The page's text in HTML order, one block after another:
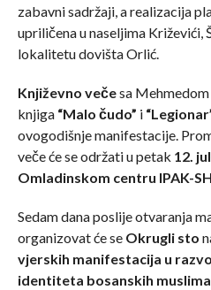
zabavni sadržaji, a realizacija
upriličena u naseljima Križevići,
lokalitetu dovišta Orlić.
Književno večesa
knjiga “Malo čudo” i
ovogodišnje manifestacije.
veče će se održati u petak 12.
Omladinskom centru IPAK-
Sedam dana poslije otvaranja
organizovat će se Okrugli sto
vjerskih manifestacija u
identiteta bosanskih